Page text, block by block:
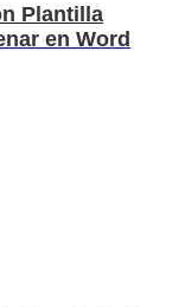
Plantilla
en Word